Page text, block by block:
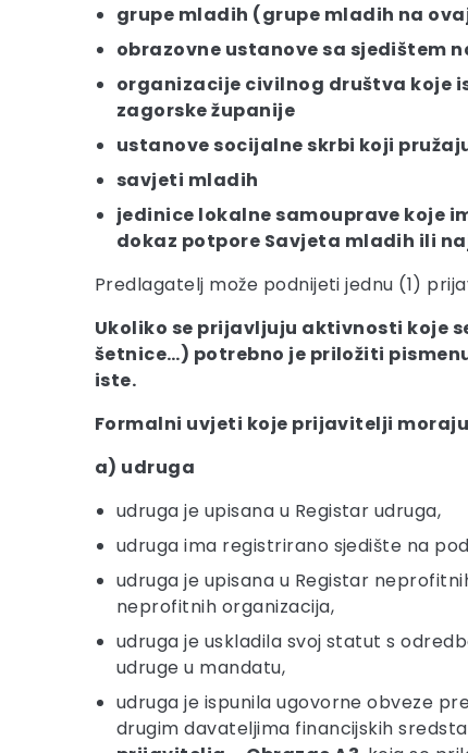
grupe mladih (grupe mladih na
obrazovne ustanove sa sjedištem
organizacije civilnog društva koje
zagorske županije
ustanove socijalne skrbi koji
savjeti mladih
jedinice lokalne samouprave koje
dokaz potpore Savjeta mladih ili
Predlagatelj može podnijeti jednu (1)
Ukoliko se prijavljuju aktivnosti koje
šetnice…) potrebno je priložiti
iste.
Formalni uvjeti koje prijavitelji
a) udruga
udruga je upisana u Registar udruga,
udruga ima registrirano sjedište na
udruga je upisana u Registar
neprofitnih organizacija,
udruga je uskladila svoj statut s
udruge u mandatu,
udruga je ispunila ugovorne obveze
drugim davateljima financijskih